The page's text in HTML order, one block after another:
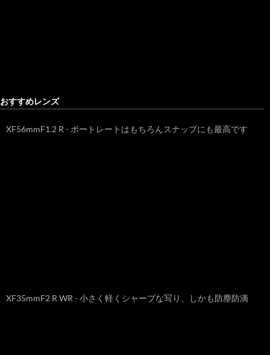
おすすめレンズ
XF56mmF1.2 R - ポートレートはもちろんスナップにも最高です
XF35mmF2 R WR - 小さく軽くシャープな写り、しかも防塵防滴